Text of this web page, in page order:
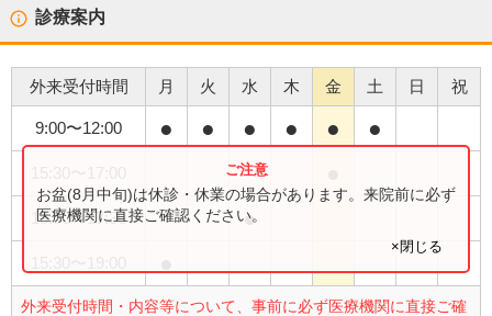
診療案内
外来受付時間 月 火 水 木 金 土 日 祝
9:00〜12:00 ● ● ● ● ● ●
15:30〜17:30 ●
外来受付時間・内容等について、事前に必ず医療機関に直接ご確
お盆(8月中旬)は休診・休業の場合があります。来院前に必ず
医療機関に直接ご確認ください。
×閉じる